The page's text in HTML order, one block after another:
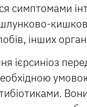
симптомами
інших
ієрсиніоз